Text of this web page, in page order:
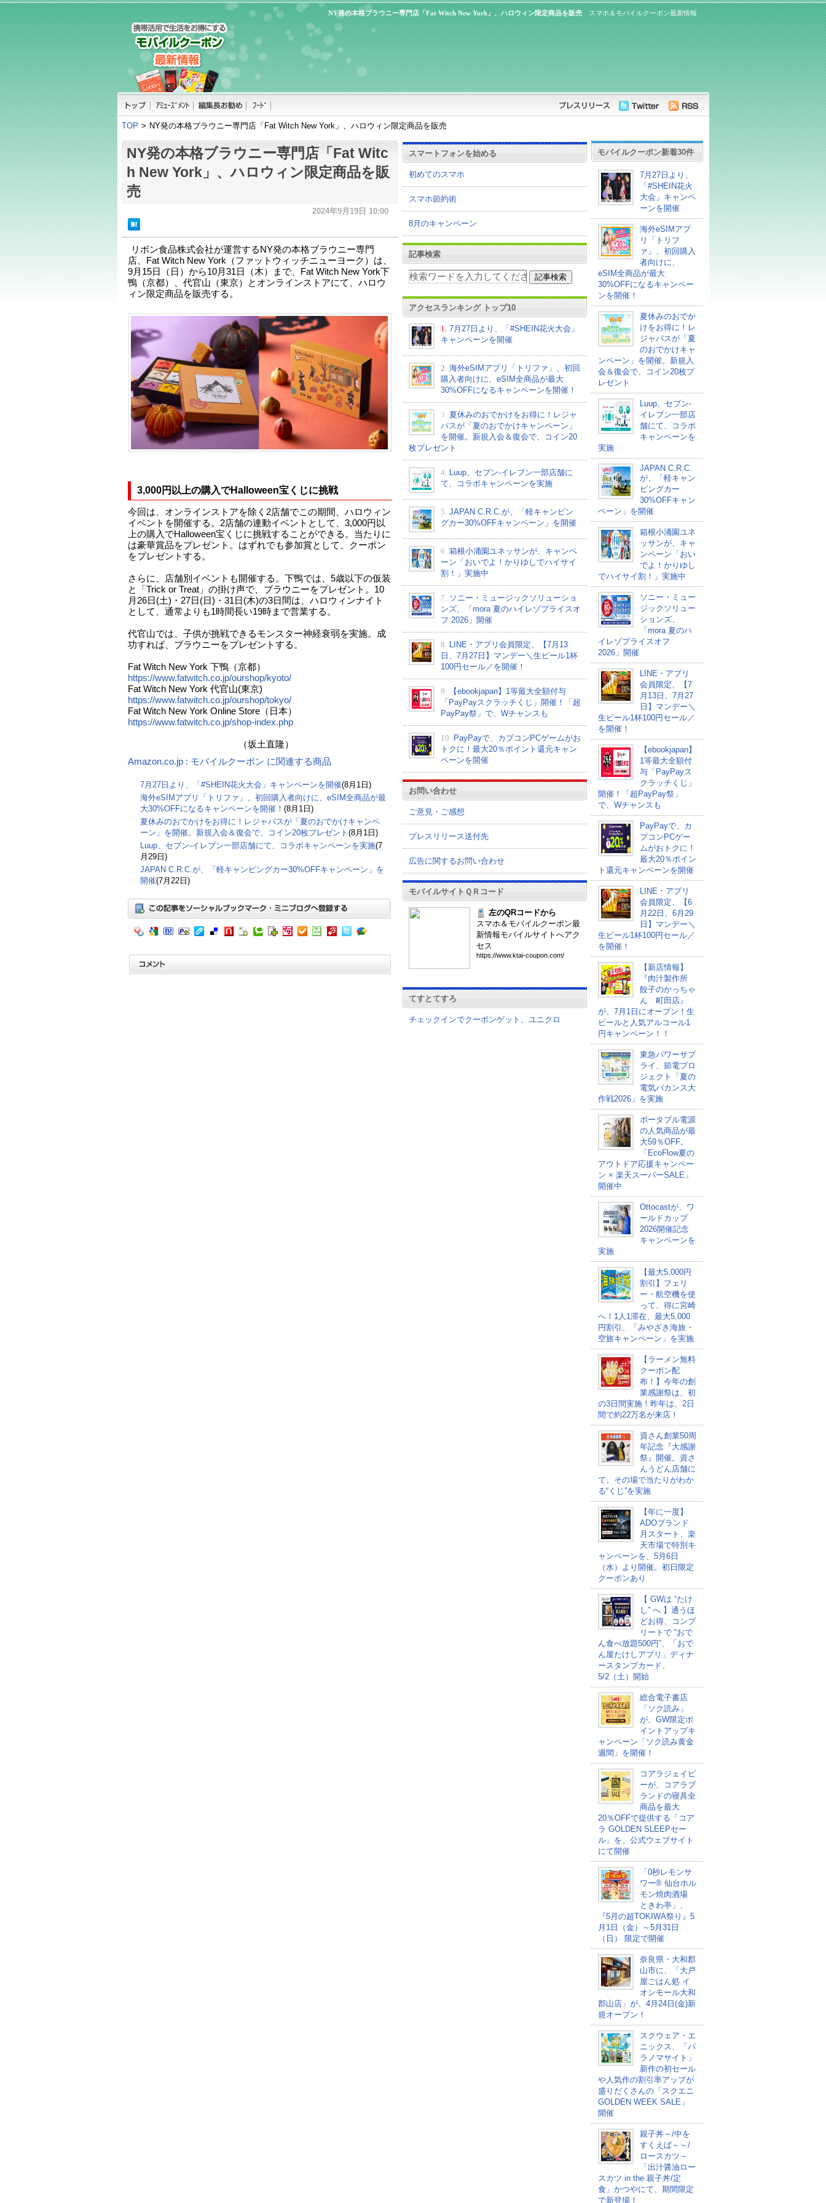
スマホ＆モバイルクーポン最新情報
NY発の本格ブラウニー専門店「Fat Witch New York」、ハロウィン限定商品を販売
TOP > NY発の本格ブラウニー専門店「Fat Witch New York」、ハロウィン限定商品を販売
NY発の本格ブラウニー専門店「Fat Witc
h New York」、ハロウィン限定商品を販
売
2024年9月19日 10:00
リボン食品株式会社が運営するNY発の本格ブラウニー専門
店、Fat Witch New York（ファットウィッチニューヨーク）は、
9月15日（日）から10月31日（木）まで、Fat Witch New York下
鴨（京都）、代官山（東京）とオンラインストアにて、ハロウ
ィン限定商品を販売する。
3,000円以上の購入でHalloween宝くじに挑戦
今回は、オンラインストアを除く2店舗でこの期間、ハロウィン
イベントを開催する。2店舗の連動イベントとして、3,000円以
上の購入でHalloween宝くじに挑戦することができる。当たりに
は豪華賞品をプレゼント。はずれでも参加賞として、クーポン
をプレゼントする。
さらに、店舗別イベントも開催する。下鴨では、5歳以下の仮装
と「Trick or Treat」の掛け声で、ブラウニーをプレゼント。10
月26日(土)・27日(日)・31日(木)の3日間は、ハロウィンナイト
として、通常よりも1時間長い19時まで営業する。
代官山では、子供が挑戦できるモンスター神経衰弱を実施。成
功すれば、ブラウニーをプレゼントする。
Fat Witch New York 下鴨（京都）
https://www.fatwitch.co.jp/ourshop/kyoto/
Fat Witch New York 代官⼭(東京)
https://www.fatwitch.co.jp/ourshop/tokyo/
Fat Witch New York Online Store（⽇本）
https://www.fatwitch.co.jp/shop-index.php
（坂土直隆）
Amazon.co.jp : モバイルクーポン に関連する商品
7月27日より、「#SHEIN花火大会」キャンペーンを開催(8月1日)
海外eSIMアプリ「トリファ」、初回購入者向けに、eSIM全商品が最
大30%OFFになるキャンペーンを開催！ (8月1日)
夏休みのおでかけをお得に！レジャパスが「夏のおでかけキャンペ
ーン」を開催。新規入会＆復会で、コイン20枚プレゼント (8月1日)
Luup、セブン‐イレブン一部店舗にて、コラボキャンペーンを実施(7
月29日)
JAPAN C.R.C.が、「軽キャンピングカー30%OFFキャンペーン」を
開催(7月22日)
スマートフォンを始める
初めてのスマホ
スマホ節約術
8月のキャンペーン
記事検索
アクセスランキング トップ10
1.
7月27日より、「#SHEIN花火大会」
キャンペーンを開催
2. 海外eSIMアプリ「トリファ」、初回
購入者向けに、eSIM全商品が最大
30%OFFになるキャンペーンを開催！
3. 夏休みのおでかけをお得に！レジャ
パスが「夏のおでかけキャンペーン」
を開催。新規入会＆復会で、コイン20
枚プレゼント
4. Luup、セブン‐イレブン一部店舗に
て、コラボキャンペーンを実施
5. JAPAN C.R.C.が、「軽キャンピン
グカー30%OFFキャンペーン」を開催
6. 箱根小涌園ユネッサンが、キャンペ
ーン「おいでよ！かりゆしでハイサイ
割！」実施中
7.
ソニー・ミュージックソリューショ
ンズ、「mora 夏のハイレゾプライスオ
フ 2026」開催
8. LINE・アプリ会員限定、【7月13
日、7月27日】マンデー＼生ビール1杯
100円セール／を開催！
9.
【ebookjapan】1等最大全額付与
「PayPayスクラッチくじ」開催！「超
PayPay祭」で、Wチャンスも
10. PayPayで、カプコンPCゲームがお
トクに！最大20％ポイント還元キャン
ペーンを開催
お問い合わせ
ご意見・ご感想
プレスリリース送付先
広告に関するお問い合わせ
モバイルサイトＱＲコード
左のQRコードから
スマホ＆モバイルクーポン最
新情報モバイルサイトへアク
セス
https://www.ktai-coupon. com/
てすとてすろ
チェックインでクーポンゲット、ユニクロ
モバイルクーポン新着30件
7月27日より、
「#SHEIN花火
大会」キャンペ
ーンを開催
海外eSIMアプ
リ「トリフ
ァ」、初回購入
者向けに、
eSIM全商品が最大
30%OFFになるキャンペー
ンを開催！
夏休みのおでか
けをお得に！レ
ジャパスが「夏
のおでかけキャ
ンペーン」を開催。新規入
会＆復会で、コイン20枚プ
レゼント
Luup、セブン‐
イレブン一部店
舗にて、コラボ
キャンペーンを
実施
JAPAN C.R.C.
が、「軽キャン
ピングカー
30%OFFキャン
ペーン」を開催
箱根小涌園ユネ
ッサンが、キャ
ンペーン「おい
でよ！かりゆし
でハイサイ割！」実施中
ソニー・ミュー
ジックソリュー
ションズ、
「mora 夏のハ
イレゾプライスオフ
2026」開催
LINE・アプリ
会員限定、【7
月13日、7月27
日】マンデー＼
生ビール1杯100円セール／
を開催！
【ebookjapan】
1等最大全額付
与「PayPayス
クラッチくじ」
開催！「超PayPay祭」
で、Wチャンスも
PayPayで、カ
プコンPCゲー
ムがおトクに！
最大20％ポイン
ト還元キャンペーンを開催
LINE・アプリ
会員限定、【6
月22日、6月29
日】マンデー＼
生ビール1杯100円セール／
を開催！
【新店情報】
『肉汁製作所
餃子のかっちゃ
ん 町田店』
が、7月1日にオープン！生
ビールと人気アルコール1
円キャンペーン！！
東急パワーサプ
ライ、節電プロ
ジェクト「夏の
電気バカンス大
作戦2026」を実施
ポータブル電源
の人気商品が最
大59％OFF。
「EcoFlow夏の
アウトドア応援キャンペー
ン × 楽天スーパーSALE」
開催中
Ottocastが、ワ
ールドカップ
2026開催記念
キャンペーンを
実施
【最大5,000円
割引】フェリ
ー・航空機を使
って、得に宮崎
へ！1人1滞在、最大5,000
円割引、「みやざき海旅・
空旅キャンペーン」を実施
【ラーメン無料
クーポン配
布！】今年の創
業感謝祭は、初
の3日間実施！昨年は、2日
間で約22万名が来店！
資さん創業50周
年記念『大感謝
祭』開催。資さ
んうどん店舗に
て、その場で当たりがわか
る“くじ”を実施
【年に一度】
ADOブランド
月スタート、楽
天市場で特別キ
ャンペーンを、5月6日
（水）より開催。初日限定
クーポンあり
【 GWは “たけ
し” へ 】通うほ
どお得、コンプ
リートで “おで
ん食べ放題500円”、「おで
ん屋たけしアプリ」ディナ
ースタンプカード、
5/2（土）開始
総合電子書店
「ソク読み」
が、GW限定ポ
イントアップキ
ャンペーン「ソク読み黄金
週間」を開催！
コアラジェイピ
ーが、コアラブ
ランドの寝具全
商品を最大
20％OFFで提供する「コア
ラ GOLDEN SLEEPセー
ル」を、公式ウェブサイト
にて開催
「0秒レモンサ
ワー® 仙台ホル
モン焼肉酒場
ときわ亭」、
『5月の超TOKIWA祭り』5
月1日（金）～5月31日
（日） 限定で開催
奈良県・大和郡
山市に、「大戸
屋ごはん処 イ
オンモール大和
郡山店」が、4月24日(金)新
規オープン！
スクウェア・エ
ニックス、「パ
ラノマサイト」
新作の初セール
や人気作の割引率アップが
盛りだくさんの「スクエニ
GOLDEN WEEK SALE」
開催
親子丼～/中を
すくえば～～/
ロースカツ～
「出汁醤油ロー
スカツ in the 親子丼/定
食」かつやにて、期間限定
で新登場！